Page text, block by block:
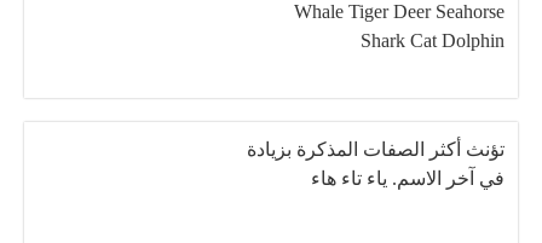
Whale Tiger Deer Seahorse
Shark Cat Dolphin
تؤنث أكثر الصفات المذكرة بزيادة
في آخر الاسم. ياء تاء هاء